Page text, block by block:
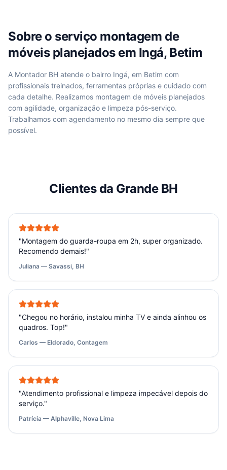
Sobre o serviço montagem de
móveis planejadosem Ingá, Betim
A Montador BH atende o bairro Ingá, em Betim com
profissionais treinados, ferramentas próprias e cuidado com
cada detalhe. Realizamos montagem de móveis planejados
com agilidade, organização e limpeza pós-serviço.
Trabalhamos com agendamento no mesmo dia sempre que
possível.
Clientes da Grande BH
"Montagem do guarda-roupa em 2h, super organizado.
Recomendo demais!"
Juliana — Savassi, BH
"Chegou no horário, instalou minha TV e ainda alinhou os
quadros. Top!"
Carlos — Eldorado, Contagem
"Atendimento profissional e limpeza impecável depois do
serviço."
Patrícia — Alphaville, Nova Lima